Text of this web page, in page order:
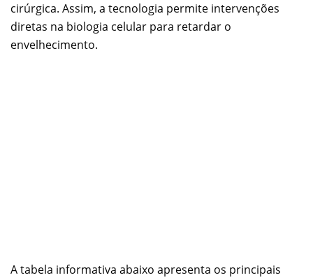
cirúrgica. Assim, a tecnologia permite intervenções
diretas na biologia celular para retardar o
envelhecimento.
A tabela informativa abaixo apresenta os principais